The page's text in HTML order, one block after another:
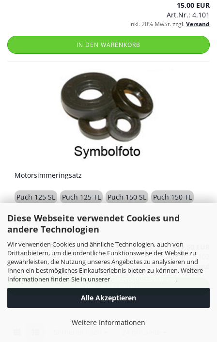
Diese Webseite verwendet Cookies und
andere Technologien
Wir verwenden Cookies und ähnliche Technologien, auch von
Drittanbietern, um die ordentliche Funktionsweise der Website zu
gewährleisten, die Nutzung unseres Angebotes zu analysieren und
Ihnen ein bestmögliches Einkaufserlebnis bieten zu können. Weitere
Informationen finden Sie in unserer
.
Alle Akzeptieren
Weitere Informationen
15,00 EUR
Art.Nr.: 4.101
inkl. 20% MwSt. zzgl.Versand
IN DEN WARENKORB
Motorsimmeringsatz
Puch 125 SL Puch 125 TL Puch 150 SL Puch 150 TL
Art.Nr.: 4.102
17,50 EUR
Art.Nr.: 4.102
inkl. 20% MwSt. zzgl. Versand
IN DEN WARENKORB